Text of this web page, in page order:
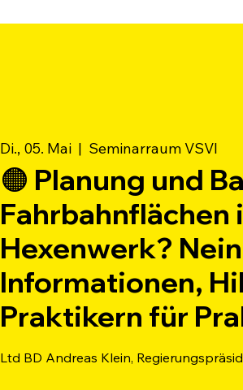
Di., 05. Mai
  |
Seminarraum VSVI
🟠 Planung und
Fahrbahnflächen
Hexenwerk?
Informationen,
Praktikern für
Ltd BD Andreas Klein,